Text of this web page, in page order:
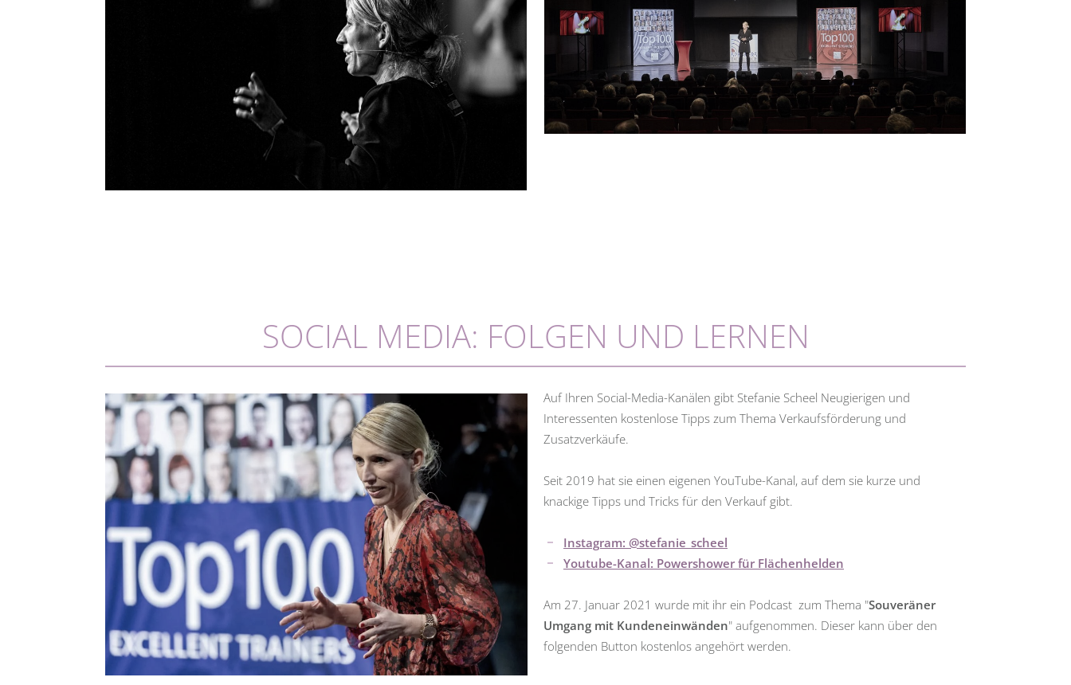
SOCIAL MEDIA: FOLGEN UND LERNEN
Auf Ihren Social-Media-Kanälen gibt Stefanie Scheel Neugierigen und
Interessenten kostenlose Tipps zum Thema Verkaufsförderung und
Zusatzverkäufe.
Seit 2019 hat sie einen eigenen YouTube-Kanal, auf dem sie kurze und
knackige Tipps und Tricks für den Verkauf gibt.
Instagram: @stefanie_scheel
Youtube-Kanal: Powershower für Flächenhelden
Am 27. Januar 2021 wurde mit ihr ein Podcast zum Thema "Souveräner
Umgang mit Kundeneinwänden" aufgenommen. Dieser kann über den
folgenden Button kostenlos angehört werden.